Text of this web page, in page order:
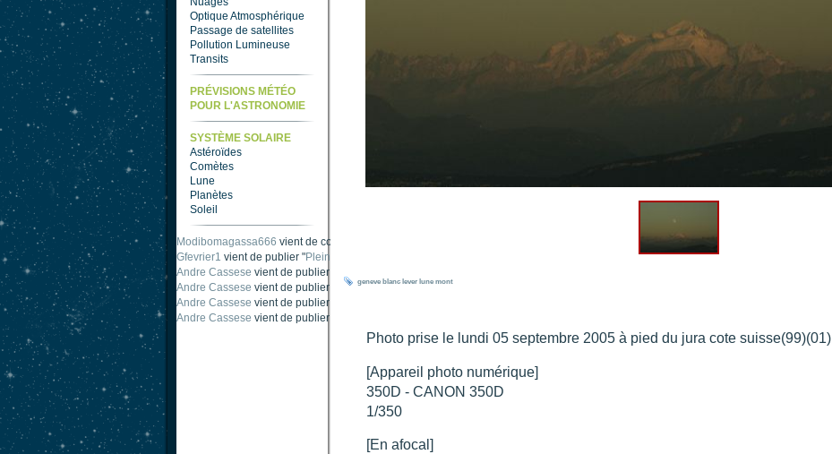
Optique Atmosphérique
Passage de satellites
Pollution Lumineuse
Transits
PRÉVISIONS MÉTÉO
POUR L'ASTRONOMIE
SYSTÈME SOLAIRE
Astéroïdes
Comètes
Lune
Planètes
Soleil
Modibomagassa666 vient de commenter "
Gfevrier1 vient de publier "Pleine Lune - 9 Aout 205
Andre Cassese vient de publier "
Andre Cassese vient de publier " Tache solaire 21 juin 2021 lunette halpha 120 mm
Andre Cassese vient de publier "
Andre Cassese vient de publier "
geneve blanc lever lune mont
Photo prise le lundi 05 septembre 2005 à pied du jura cote suisse(99)(01)
[Appareil photo numérique]
350D - CANON 350D
1/350
[En afocal]